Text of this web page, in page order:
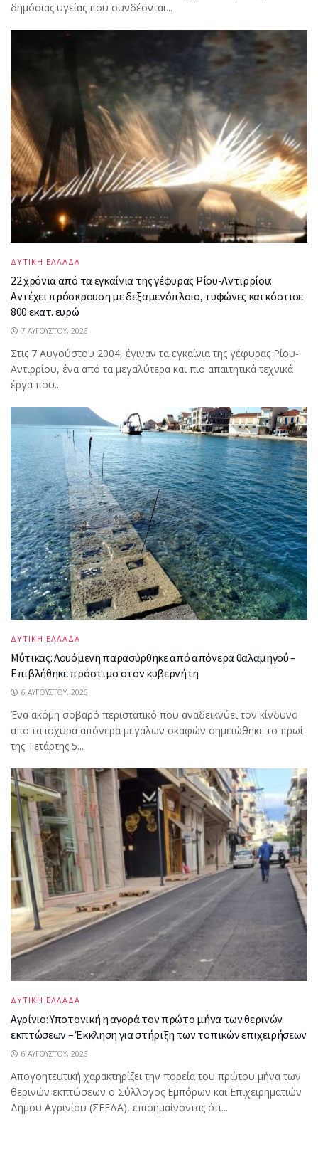
δημόσιας υγείας που συνδέονται...
ΔΥΤΙΚΗ ΕΛΛΑΔΑ
22 χρόνια από τα εγκαίνια της γέφυρας Ρίου-Αντιρρίου:
Αντέχει πρόσκρουση με δεξαμενόπλοιο, τυφώνες και κόστισε
800 εκατ. ευρώ
7 ΑΥΓΟΎΣΤΟΥ, 2026
Στις 7 Αυγούστου 2004, έγιναν τα εγκαίνια της γέφυρας Ρίου-
Αντιρρίου, ένα από τα μεγαλύτερα και πιο απαιτητικά τεχνικά
έργα που...
ΔΥΤΙΚΗ ΕΛΛΑΔΑ
Μύτικας: Λουόμενη παρασύρθηκε από απόνερα θαλαμηγού –
Επιβλήθηκε πρόστιμο στον κυβερνήτη
6 ΑΥΓΟΎΣΤΟΥ, 2026
Ένα ακόμη σοβαρό περιστατικό που αναδεικνύει τον κίνδυνο
από τα ισχυρά απόνερα μεγάλων σκαφών σημειώθηκε το πρωί
της Τετάρτης 5...
ΔΥΤΙΚΗ ΕΛΛΑΔΑ
Αγρίνιο: Υποτονική η αγορά τον πρώτο μήνα των θερινών
εκπτώσεων – Έκκληση για στήριξη των τοπικών επιχειρήσεων
6 ΑΥΓΟΎΣΤΟΥ, 2026
Απογοητευτική χαρακτηρίζει την πορεία του πρώτου μήνα των
θερινών εκπτώσεων ο Σύλλογος Εμπόρων και Επιχειρηματιών
Δήμου Αγρινίου (ΣΕΕΔΑ), επισημαίνοντας ότι...